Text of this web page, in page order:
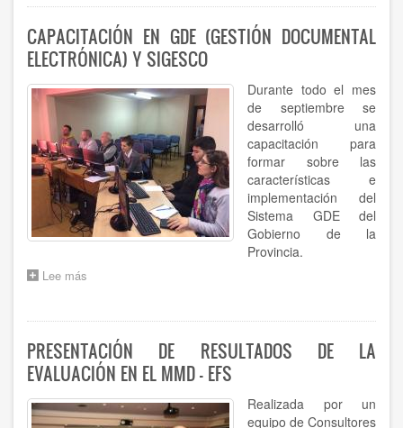
DE
CUENTAS
FUE
ELEGIDO
AUDITOR
EXTERNO
LOS
CRÉDITOS
DEL
BID
CAPACITACIÓN EN GDE (GESTIÓN DOCUMENTAL
ELECTRÓNICA) Y SIGESCO
Durante todo el mes
de septiembre se
desarrolló una
capacitación para
formar sobre las
características e
implementación del
Sistema GDE del
Gobierno de la
Provincia.
Lee más
GDE
(GESTIÓN
DOCUMENTAL
ELECTRÓNICA)
SIGESCO
PRESENTACIÓN DE RESULTADOS DE LA
EVALUACIÓN EN EL MMD - EFS
Realizada por un
equipo de Consultores